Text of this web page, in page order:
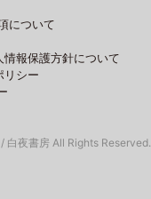
について
情報保護方針について
リシー
白夜書房 All Rights Reserved.